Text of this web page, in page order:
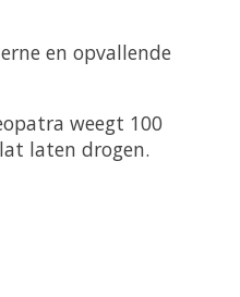
en opvallende
weegt 100
laten drogen.